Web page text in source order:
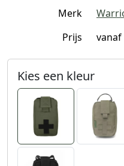
Merk
Prijs
vanaf
Kies een kleur